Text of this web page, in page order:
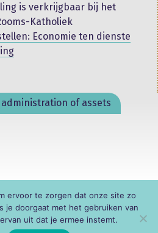
is verkrijgbaar bij het
Katholiek
Economie ten dienste
of assets
© KNR
ervoor te zorgen dat onze site zo
je doorgaat met het gebruiken van
uit dat je ermee instemt.